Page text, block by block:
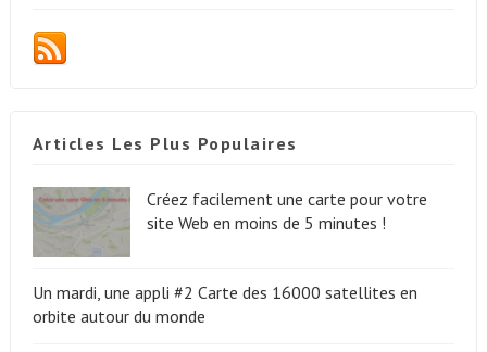
Articles Les Plus Populaires
Créez facilement une carte pour votre
site Web en moins de 5 minutes !
Un mardi, une appli #2 Carte des 16000 satellites en
orbite autour du monde